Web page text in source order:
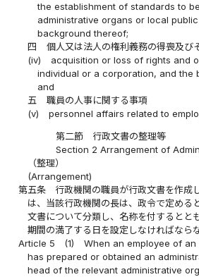
the establishment of standards to
administrative organs or local
background thereof;
四
個人又は法人の権利義務の得喪及び
(iv)
acquisition or loss of rights and
individual or a corporation, and the
and
五
職員の人事に関する事項
(v)
personnel affairs related to
第二節 行政文書の整理等
Section 2 Arrangement of
（整理）
(Arrangement)
第五条
行政機関の職員が行政文書を作成
は、当該行政機関の長は、政令で定める
文書について分類し、名称を付するとと
期間の満了する日を設定しなければなら
Article 5
(1)
When an employee of
has prepared or obtained an
head of the relevant administrative